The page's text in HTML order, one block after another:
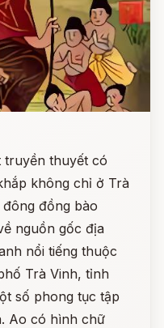
truyền thuyết có
không chỉ ở Trà
đồng bào
nguồn gốc địa
nổi tiếng thuộc
Trà Vinh, tỉnh
số phong tục tập
Ao có hình chữ